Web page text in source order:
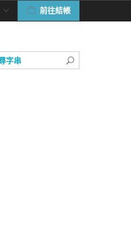
前往結帳